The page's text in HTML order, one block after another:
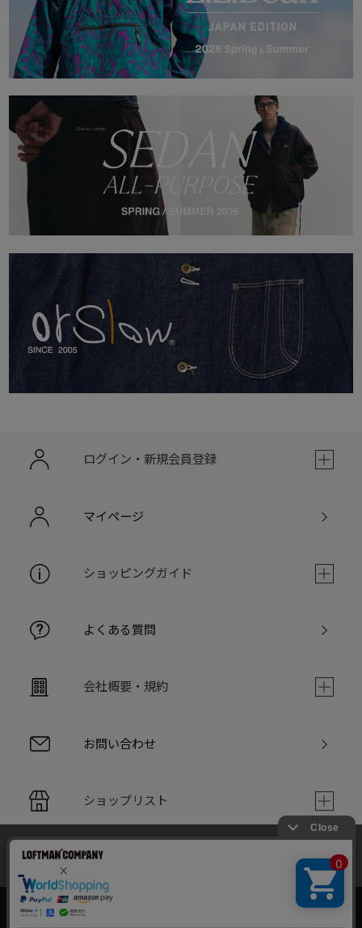
ログイン・新規会員登録
マイページ
ショッピングガイド
よくある質問
会社概要・規約
お問い合わせ
ショップリスト
PC版サイト
当サイトでは利用体験の向上およびコンテンツの最適な提供、ト
ラフィックの分析を目的としてCookieを使用しています。
サイトの閲覧を継続された場合、Cookieの利用に同意したことも
のといたします。
詳細については